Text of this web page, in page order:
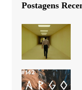
Postagens